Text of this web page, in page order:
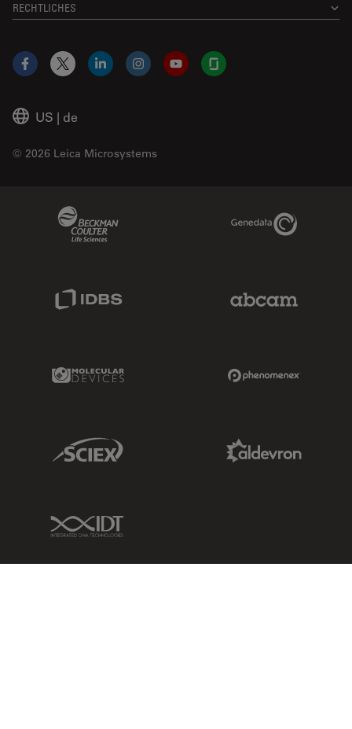
RECHTLICHES
US | de
© 2026 Leica Microsystems
Facebook
X LinkedInInstagramYouTubeGlassdoor
Genedata Link
IDBS Link
Molecular Devices Link
Sciex Link
IDT Link